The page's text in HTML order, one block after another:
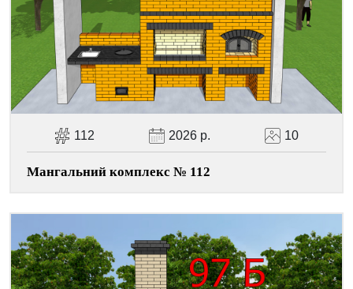
112 2026 р. 10
Мангальний комплекс № 112